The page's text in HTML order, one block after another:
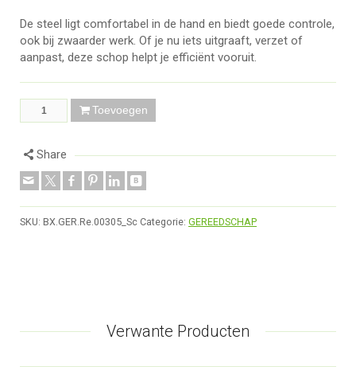
De steel ligt comfortabel in de hand en biedt goede controle,
ook bij zwaarder werk. Of je nu iets uitgraaft, verzet of
aanpast, deze schop helpt je efficiënt vooruit.
Toevoegen
Share
SKU: BX.GER.Re.00305_Sc Categorie: GEREEDSCHAP
Verwante Producten